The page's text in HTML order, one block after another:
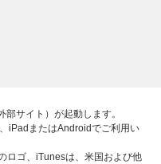
サイト）が起動します。
iPadまたはAndroidでご利用い
ロゴ、iTunesは、米国および他